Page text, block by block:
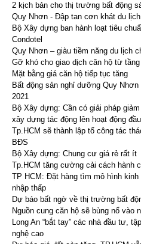
2 kịch bản cho thị trường bất động
Quy Nhơn - Đập tan cơn khát du
Bộ Xây dựng ban hành loạt tiêu
Condotel
Quy Nhơn – giàu tiềm năng du lịch
Gỡ khó cho giao dịch căn hộ từ
Mặt bằng giá căn hộ tiếp tục tăng
Bất động sản nghỉ dưỡng Quy
2021
Bộ Xây dựng: Cần có giải pháp
xây dựng tác động lên hoạt động
Tp.HCM sẽ thành lập tổ công tác
BĐS
Bộ Xây dựng: Chung cư giá rẻ rất ít
Tp.HCM tăng cường cải cách hành
TP HCM: Đặt hàng tìm mô hình
nhập thấp
Dự báo bất ngờ về thị trường bất
Nguồn cung căn hộ sẽ bùng nổ vào
Long An “bắt tay” các nhà đầu tư,
nghệ cao